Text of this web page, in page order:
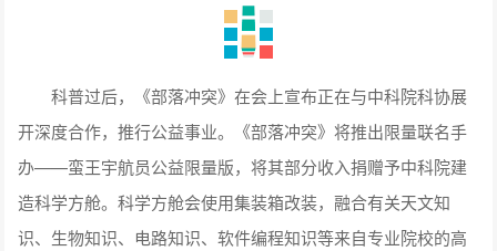
科普过后，《部落冲突》在会上宣布正在与中科院科协展
开深度合作，推行公益事业。《部落冲突》将推出限量联名手
办——蛮王宇航员公益限量版，将其部分收入捐赠予中科院建
造科学方舱。科学方舱会使用集装箱改装，融合有关天文知
识、生物知识、电路知识、软件编程知识等来自专业院校的高